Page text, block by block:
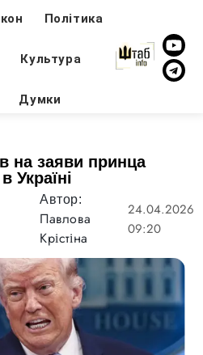
Політика
Культура
Думки
на заяви принца
Україні
Автор:
Павлова
Крістіна
24.04.2026
09:20